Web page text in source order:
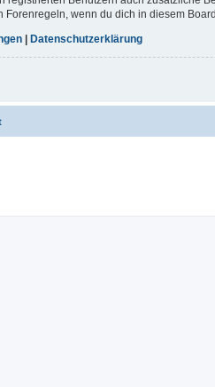
Forenregeln, wenn du dich in diesem
Datenschutzerklärung